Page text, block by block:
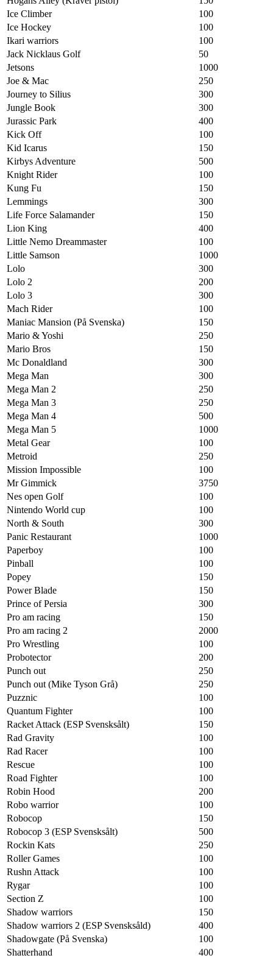
Ice Climber
100
Ice Hockey
100
Ikari warriors
100
Jack Nicklaus Golf
50
Jetsons
1000
Joe & Mac
250
Journey to Silius
300
Jungle Book
300
Jurassic Park
400
Kick Off
100
Kid Icarus
150
Kirbys Adventure
500
Knight Rider
100
Kung Fu
150
Lemmings
300
Life Force Salamander
150
Lion King
400
Little Nemo Dreammaster
100
Little Samson
1000
Lolo
300
Lolo 2
200
Lolo 3
300
Mach Rider
100
Maniac Mansion (På Svenska)
150
Mario & Yoshi
250
Mario Bros
150
Mc Donaldland
300
Mega Man
300
Mega Man 2
250
Mega Man 3
250
Mega Man 4
500
Mega Man 5
1000
Metal Gear
100
Metroid
250
Mission Impossible
100
Mr Gimmick
3750
Nes open Golf
100
Nintendo World cup
100
North & South
300
Panic Restaurant
1000
Paperboy
100
Pinball
100
Popey
150
Power Blade
150
Prince of Persia
300
Pro am racing
150
Pro am racing 2
2000
Pro Wrestling
100
Probotector
200
Punch out
250
Punch out (Mike Tyson Grå)
250
Puzznic
100
Quantum Fighter
100
Racket Attack (ESP Svensksålt)
150
Rad Gravity
100
Rad Racer
100
Rescue
100
Road Fighter
100
Robin Hood
200
Robo warrior
100
Robocop
150
Robocop 3 (ESP Svensksålt)
500
Rockin Kats
250
Roller Games
100
Rushn Attack
100
Rygar
100
Section Z
100
Shadow warriors
150
Shadow warriors 2 (ESP Svensksåld)
400
Shadowgate (På Svenska)
100
Shatterhand
400